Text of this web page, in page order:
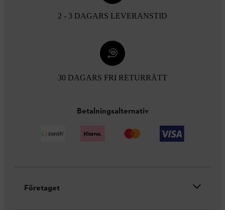
2 - 3 DAGARS LEVERANSTID
30 DAGARS FRI RETURRÄTT
Betalningsalternativ
Företaget